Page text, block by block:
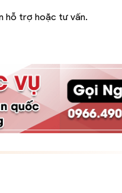
hỗ trợ hoặc tư vấn.